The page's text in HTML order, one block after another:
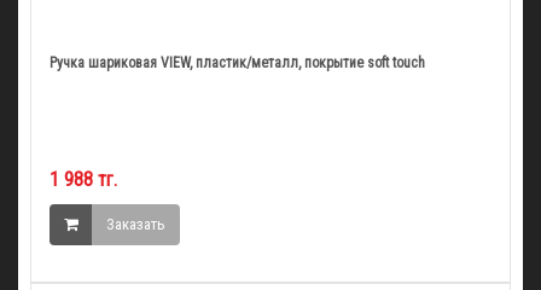
Ручка шариковая VIEW, пластик/металл, покрытие soft touch
1 988 тг.
Заказать